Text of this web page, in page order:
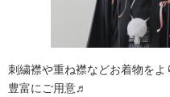
刺繍襟や重ね襟などお着物を
豊富にご用意♬